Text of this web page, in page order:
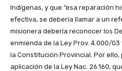
Indígenas, y que “esa reparación
efectiva, se debería llamar a un
misionera debería reconocer los
enmienda de la Ley Prov. 4.000/
la Constitución Provincial. Por
aplicación de la Ley Nac. 26.160,